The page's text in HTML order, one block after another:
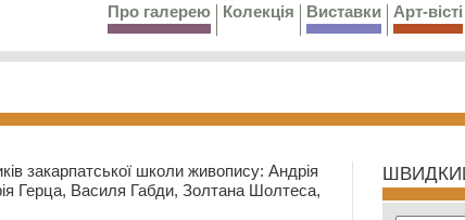
Про галерею Колекція Виставки Арт-вісті
закарпатської школи живопису: Андрія
Герца, Василя Габди, Золтана Шолтеса,